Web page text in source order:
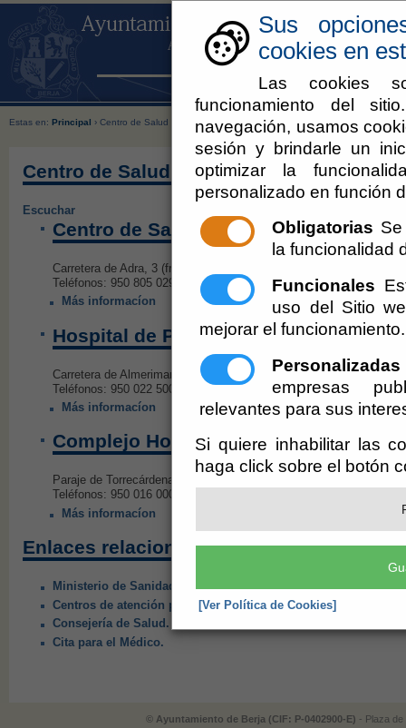
Sus
cookies en
Las cookies
funcionamiento del
navegación, usamos
sesión y brindarle un
optimizar la
personalizado en función
Obligatorias
la funcionalidad
Funcionales
uso del Sitio
mejorar el funcionamiento.
Personalizadas
empresas
relevantes para sus
Si quiere inhabilitar las
haga click sobre el botón
[Ver Política de Cookies]
Estas en: Principal › Centro de Salud
Centro de Salud
Escuchar
Centro de Salud de Berja
Carretera de Adra, 3 (frente Instituto) 04760 Berja (Almería)
Teléfonos: 950 805 029 // 902 505 061 // 600 169 000
Más informacíon
Hospital de Poniente
Carretera de Almerimar, s/n 04700 El Ejido (Almería)
Teléfonos: 950 022 500 // 950 022 587
Más informacíon
Complejo Hospitalario de
Paraje de Torrecárdenas, s/n 04009, Almería
Teléfonos: 950 016 000 // 950 212 100
Más informacíon
Enlaces relacionados:
Ministerio de Sanidad.
Centros de atención primaría en Almería.
Consejería de Salud. Inters@s.
Cita para el Médico.
© Ayuntamiento de Berja (CIF: P-0402900-E) - Plaza